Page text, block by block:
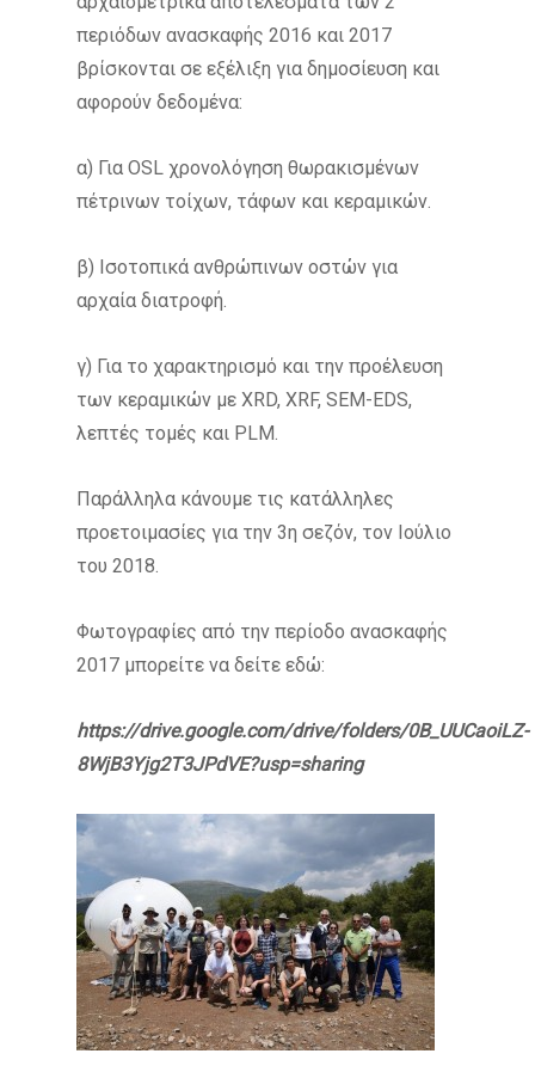
περιόδων ανασκαφής 2016 και 2017
βρίσκονται σε εξέλιξη για δημοσίευση και
αφορούν δεδομένα:
α) Για OSL χρονολόγηση θωρακισμένων
πέτρινων τοίχων, τάφων και κεραμικών.
β) Ισοτοπικά ανθρώπινων οστών για
αρχαία διατροφή.
γ) Για το χαρακτηρισμό και την προέλευση
των κεραμικών με XRD, XRF, SEM-EDS,
λεπτές τομές και PLM.
Παράλληλα κάνουμε τις κατάλληλες
προετοιμασίες για την 3η σεζόν, τον Ιούλιο
του 2018.
Φωτογραφίες από την περίοδο ανασκαφής
2017 μπορείτε να δείτε εδώ:
https://drive.google.com/drive/folders/0B_UUCaoiLZ-
8WjB3Yjg2T3JPdVE?usp=sharing